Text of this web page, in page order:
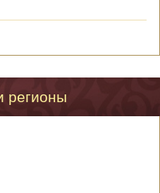
регионы